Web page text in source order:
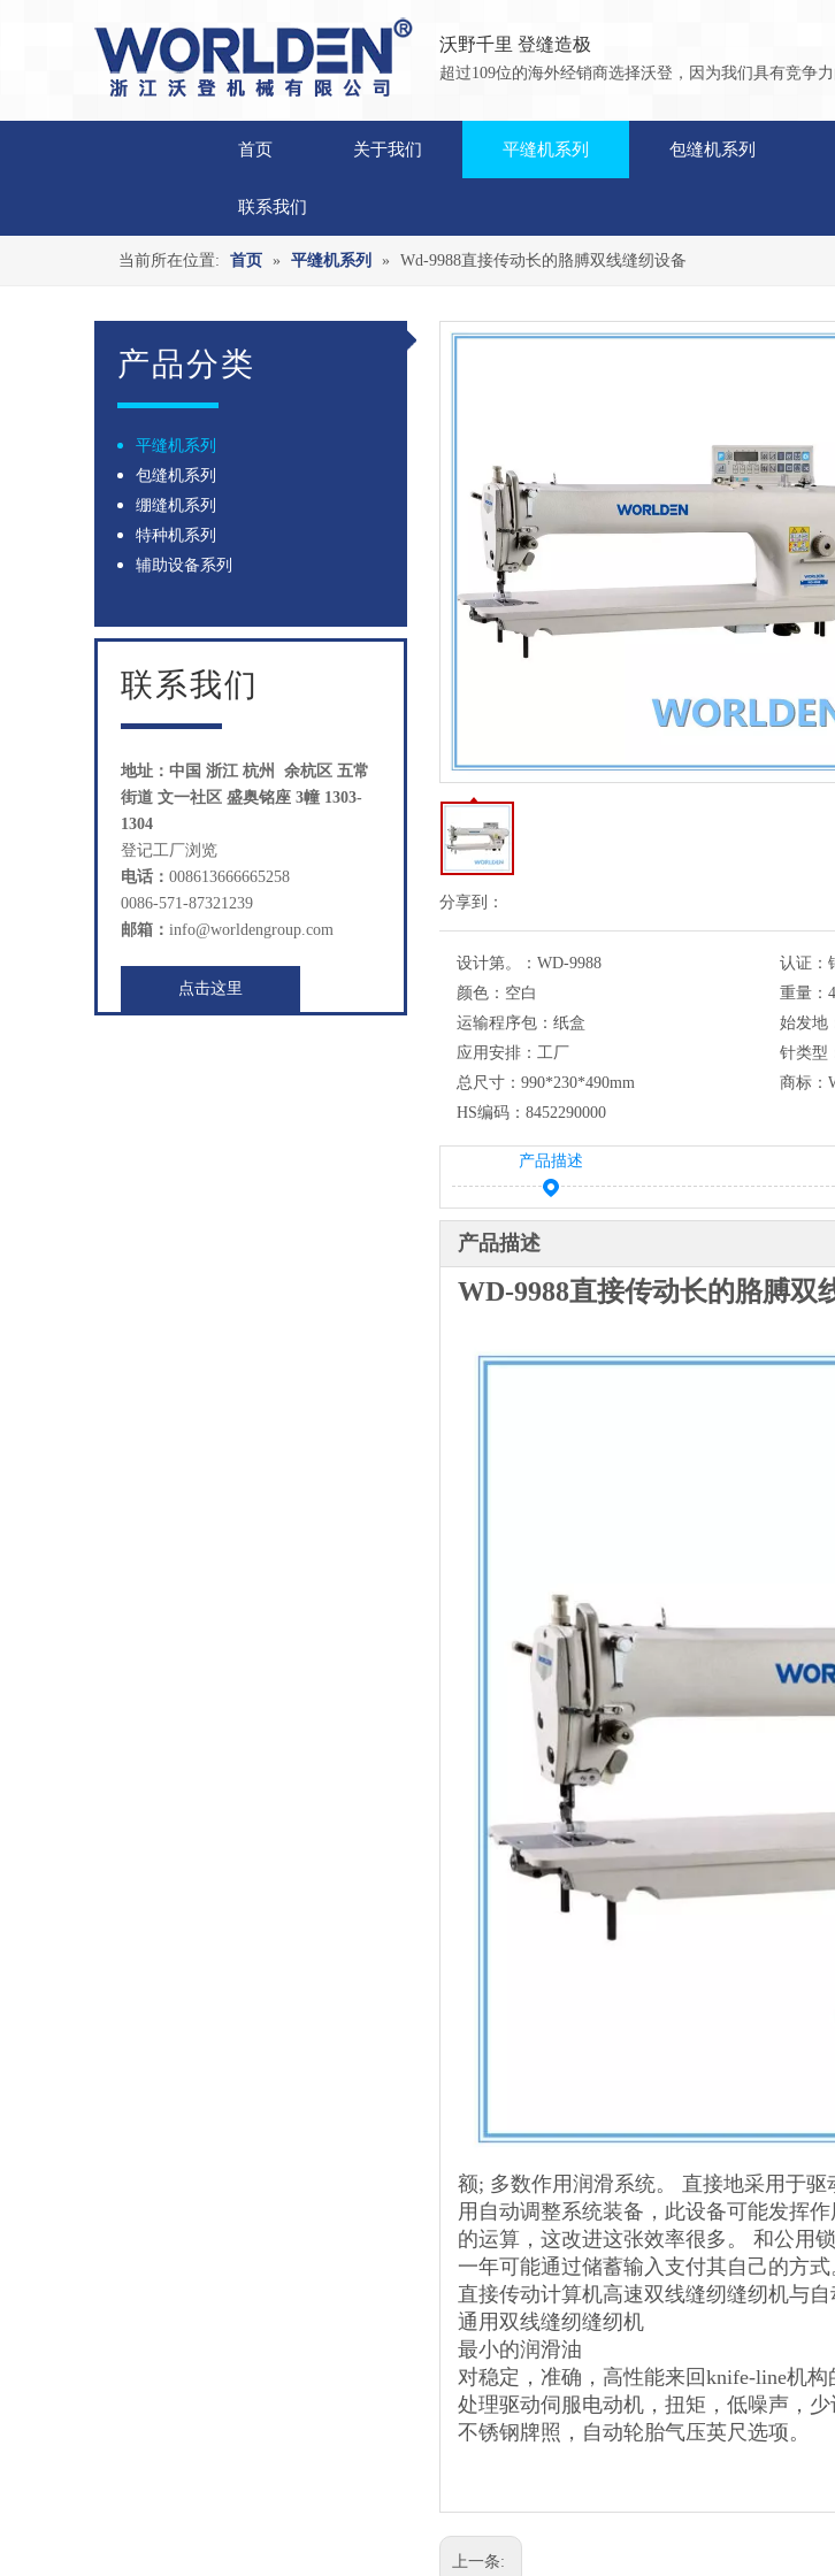
沃野千里 登缝造极
超过109位的海外经销商选择沃登，因为我们具有竞争
首页 关于我们 平缝机系列 包缝机系列
联系我们
当前所在位置: 首页 » 平缝机系列 » Wd-9988直接传动长的胳膊双线缝纫设备
产品分类
平缝机系列
包缝机系列
绷缝机系列
特种机系列
辅助设备系列
联系我们
地址：中国 浙江 杭州 余杭区 五常
街道 文一社区 盛奥铭座 3幢 1303-
1304
登记工厂浏览
电话： 008613666665258
0086-571-87321239
邮箱： info@worldengroup.com
点击这里
分享到：
设计第。： WD-9988 认证：
颜色： 空白 重量：
运输程序包： 纸盒 始发地
应用安排： 工厂 针类型
总尺寸： 990*230*490mm 商标：
HS编码： 8452290000
产品描述
产品描述
WD-9988直接传动长的胳膊双
额; 多数作用润滑系统。 直接地采用于驱
用自动调整系统装备，此设备可能发挥
的运算，这改进这张效率很多。 和公用
一年可能通过储蓄输入支付其自己的方式
直接传动计算机高速双线缝纫缝纫机与自
通用双线缝纫缝纫机
最小的润滑油
对稳定，准确，高性能来回knife-line机构
处理驱动伺服电动机，扭矩，低噪声，少
不锈钢牌照，自动轮胎气压英尺选项。
上一条: